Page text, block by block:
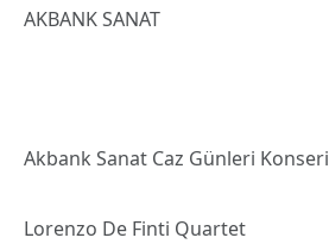
AKBANK SANAT
Akbank Sanat Caz Günleri Konseri
Lorenzo De Finti Quartet